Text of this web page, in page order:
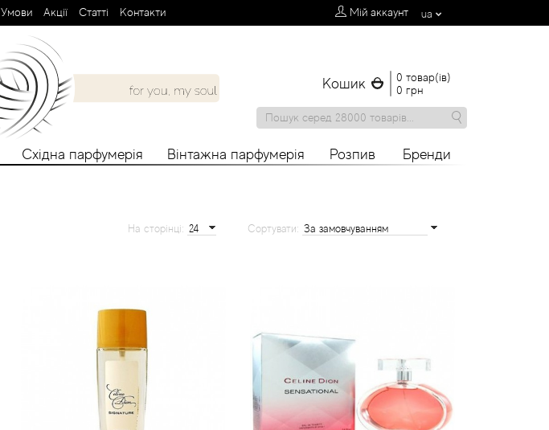
Умови Aкції Cтатті Контакти Мій аккаунт ua
Кошик
0 товар(ів)
0 грн
Східна парфумерія Вінтажна парфумерія Розпив Бренди
На сторінці: Сортувати: